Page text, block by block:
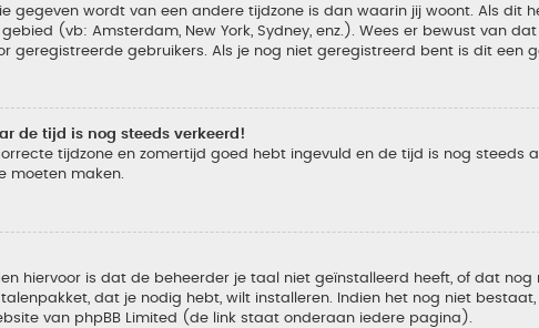
gegeven wordt van een andere tijdzone is dan waarin jij woont. Als dit
(vb: Amsterdam, New York, Sydney, enz.). Wees er bewust van
geregistreerde gebruikers. Als je nog niet geregistreerd bent is dit een
de tijd is nog steeds verkeerd!
tijdzone en zomertijd goed hebt ingevuld en de tijd is nog steeds
moeten maken.
hiervoor is dat de beheerder je taal niet geïnstalleerd heeft, of dat
dat je nodig hebt, wilt installeren. Indien het nog niet
van phpBB Limited (de link staat onderaan iedere pagina).